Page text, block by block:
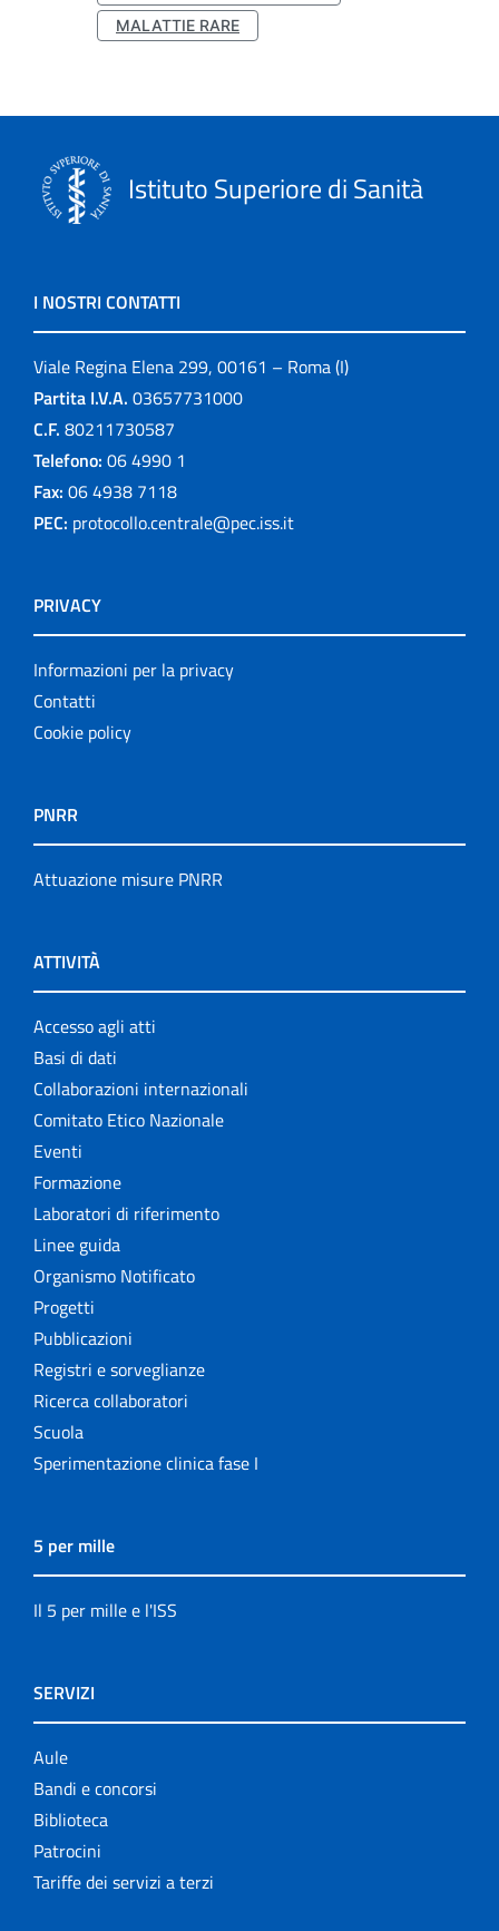
MALATTIE RARE
Istituto Superiore di Sanità
I NOSTRI CONTATTI
Viale Regina Elena 299, 00161 – Roma (I)
Partita I.V.A. 03657731000
C.F. 80211730587
Telefono: 06 4990 1
Fax: 06 4938 7118
PEC: protocollo.centrale@pec.iss.it
PRIVACY
Informazioni per la privacy
Contatti
Cookie policy
PNRR
Attuazione misure PNRR
ATTIVITÀ
Accesso agli atti
Basi di dati
Collaborazioni internazionali
Comitato Etico Nazionale
Eventi
Formazione
Laboratori di riferimento
Linee guida
Organismo Notificato
Progetti
Pubblicazioni
Registri e sorveglianze
Ricerca collaboratori
Scuola
Sperimentazione clinica fase I
5 per mille
Il 5 per mille e l'ISS
SERVIZI
Aule
Bandi e concorsi
Biblioteca
Patrocini
Tariffe dei servizi a terzi